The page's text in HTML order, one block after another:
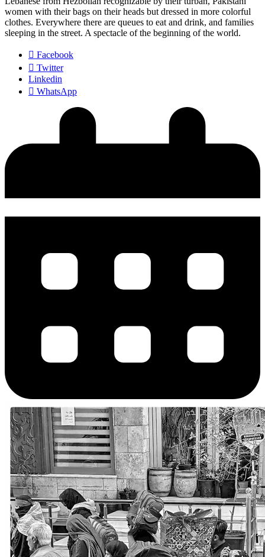
women with their bags on their heads but dressed in more colorful
clothes. Everywhere there are queues to eat and drink, and families
sleeping in the street. A spectacle of the beginning of the world.
Facebook
Twitter
Linkedin
WhatsApp